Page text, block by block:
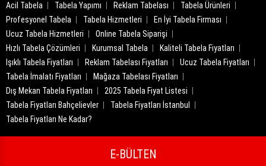
Acil Tabela
Tabela Yapımı Reklam Tabelası
Tabela Ürünleri
Profesyonel Tabela
Tabela Hizmetleri
En İyi Tabela Firması
Ucuz Tabela Hizmetleri
Online Tabela Siparişi
Hızlı Tabela Çözümleri
Kurumsal Tabela
Kaliteli Tabela Fiyatları
Işıklı Tabela Fiyatları
Reklam Tabelası Fiyatları
Ucuz Tabela Fiyatları
Tabela İmalatı Fiyatları
Mağaza Tabelası Fiyatları
Dış Mekan Tabela Fiyatları
2025 Tabela Fiyat Listesi
Tabela Fiyatları Bahçelievler
Tabela Fiyatları İstanbul
Tabela Fiyatları Ne Kadar?
E-BÜLTEN